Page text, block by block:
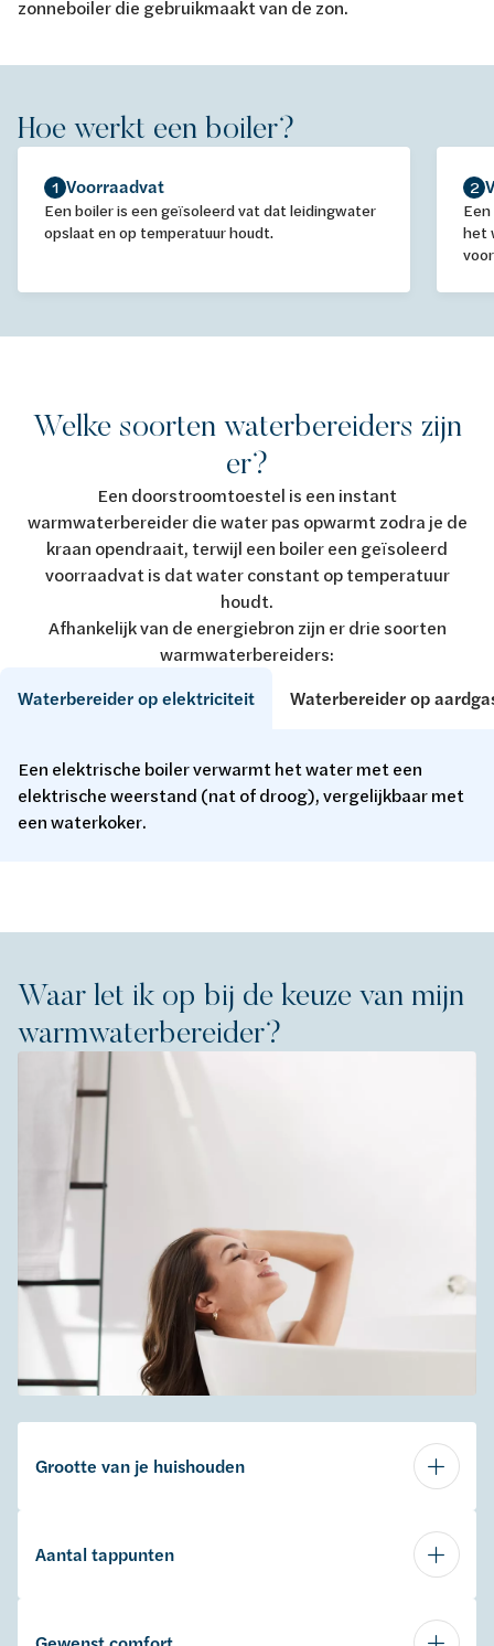
zonneboiler die gebruikmaakt van de zon.
Hoe werkt een boiler?
1 Voorraadvat
Een boiler is een geïsoleerd vat dat leidingwater
opslaat en op temperatuur houdt.
2
het
Welke soorten waterbereiders zijn
er?
Een doorstroomtoestel is een instant
warmwaterbereider die water pas opwarmt zodra je de
kraan opendraait, terwijl een boiler een geïsoleerd
voorraadvat is dat water constant op temperatuur
houdt.
Afhankelijk van de energiebron zijn er drie soorten
warmwaterbereiders:
Waterbereider op elektriciteit Waterbereider op
Een elektrische boiler verwarmt het water met een
elektrische weerstand (nat of droog), vergelijkbaar met
een waterkoker.
Waar let ik op bij de keuze van mijn
warmwaterbereider?
Grootte van je huishouden
Aantal tappunten